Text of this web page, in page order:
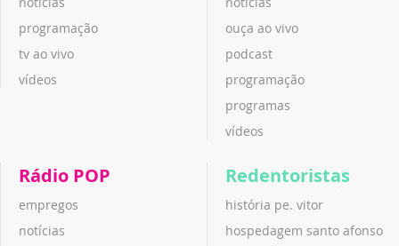
programação
tv ao vivo
vídeos
ouça ao vivo
podcast
programação
programas
vídeos
Rádio POP
empregos
notícias
Redentoristas
história pe. vitor
hospedagem santo afonso